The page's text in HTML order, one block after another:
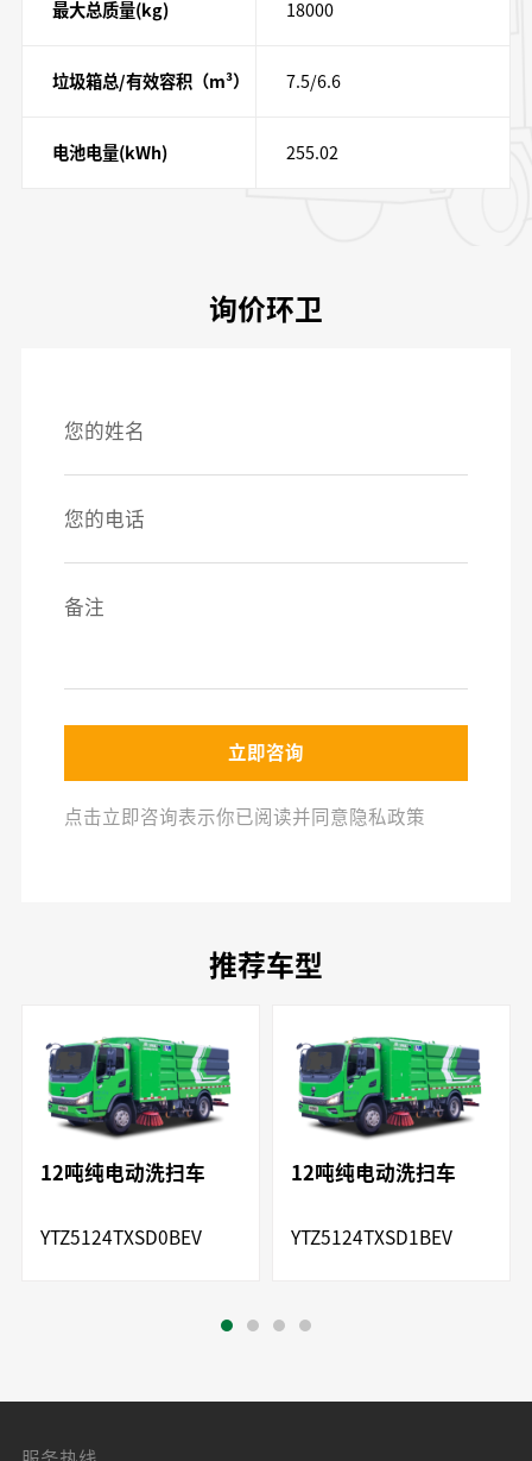
最大总质量(kg) 18000
垃圾箱总/有效容积（m³） 7.5/6.6
电池电量(kWh) 255.02
询价环卫
立即咨询
点击立即咨询表示你已阅读并同意隐私政策
推荐车型
12吨纯电动洗扫车
YTZ5124TXSD0BEV
12吨纯电动洗扫车
YTZ5124TXSD1BEV